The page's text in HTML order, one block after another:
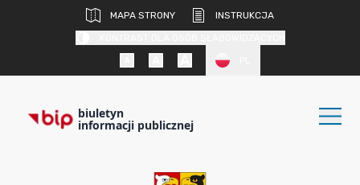
MAPA STRONY
INSTRUKCJA
biuletyn
informacji publicznej